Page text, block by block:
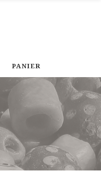
PANIER